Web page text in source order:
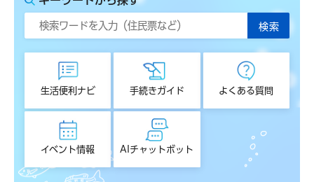
生活便利ナビ 手続きガイド よくある質問
イベント情報 AIチャットボット